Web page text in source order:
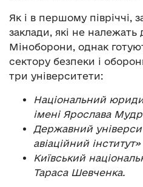
Як і в першому півріччі,
заклади, які не належать
Міноборони, однак
сектору безпеки і
три університети:
Національний
імені Ярослава
Державний
авіаційний інститут»
Київський
Тараса Шевченка.